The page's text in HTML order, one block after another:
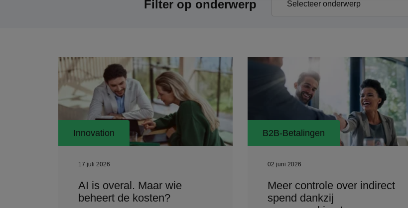
Filter op onderwerp
Innovation
17 juli 2026
AI is overal. Maar wie
beheert de kosten?
B2B-Betalingen
02 juni 2026
Meer controle over indirect
spend dankzij